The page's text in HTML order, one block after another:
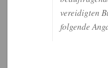
vereidigten
folgende